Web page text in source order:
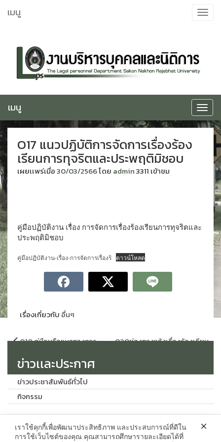
ไป
Toggle
เมนู
Toggle
เมนู
O17 แนวปฏิบัติการจัดการเรื่องร้อง
เรียนการทุจริตและประพฤติมิชอบ
เผยเเพร่เมื่อ30/03/2566โดย admin3311 เข้าชม
คู่มือปฏิบัติงาน เรื่อง การจัดการเรื่องร้องเรียนการทุจริตและ
ประพฤติมิชอบ
คู่มือปฏิบัติงาน-เรื่อง-การจัดการเรื่องร้ ดาวน์โหลด
เรื่องเกี่ยวกับ อื่นๆ
แนะแนว
O10 คู่มือหรือแนวทางการ
O30ช่องทางแจ้งเรื่องร้องเรียน
ข่าวเเละประกาศ
ข่าวประชาสัมพันธ์ทั่วไป
กิจกรรม
ติดต่อ
เราใช้คุกกี้เพื่อพัฒนาประสิทธิภาพ และประสบการณ์ที่ดีใน
การใช้เว็บไซต์ของคุณ คุณสามารถศึกษารายละเอียดได้ที่